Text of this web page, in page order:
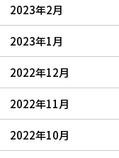
2023年2月
2023年1月
2022年12月
2022年11月
2022年10月